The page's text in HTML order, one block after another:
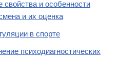
свойства и особенности
и их оценка
в спорте
психодиагностических